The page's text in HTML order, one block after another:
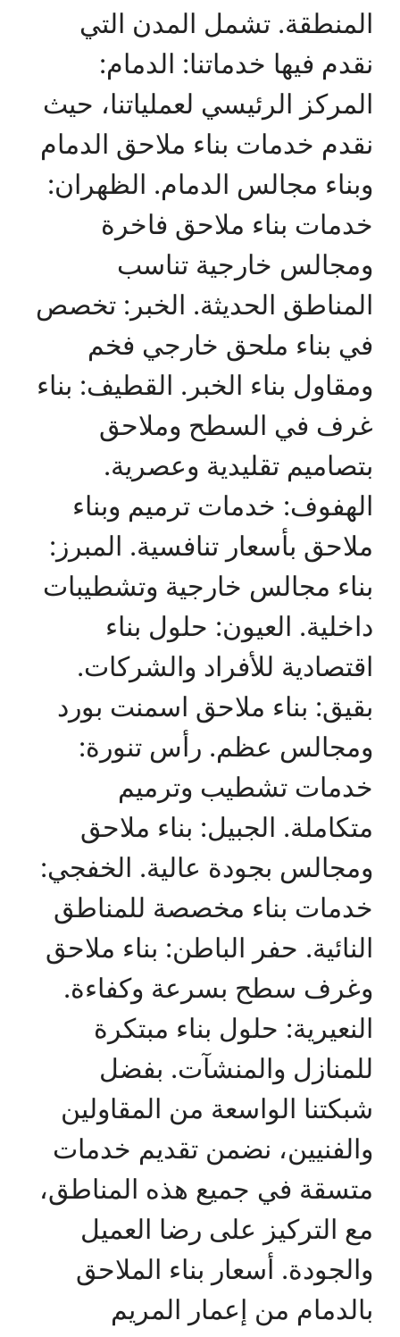
المنطقة. تشمل المدن التي
نقدم فيها خدماتنا: الدمام:
المركز الرئيسي لعملياتنا، حيث
نقدم خدمات بناء ملاحق الدمام
وبناء مجالس الدمام. الظهران:
خدمات بناء ملاحق فاخرة
ومجالس خارجية تناسب
المناطق الحديثة. الخبر: تخصص
في بناء ملحق خارجي فخم
ومقاول بناء الخبر. القطيف: بناء
غرف في السطح وملاحق
بتصاميم تقليدية وعصرية.
الهفوف: خدمات ترميم وبناء
ملاحق بأسعار تنافسية. المبرز:
بناء مجالس خارجية وتشطيبات
داخلية. العيون: حلول بناء
اقتصادية للأفراد والشركات.
بقيق: بناء ملاحق اسمنت بورد
ومجالس عظم. رأس تنورة:
خدمات تشطيب وترميم
متكاملة. الجبيل: بناء ملاحق
ومجالس بجودة عالية. الخفجي:
خدمات بناء مخصصة للمناطق
النائية. حفر الباطن: بناء ملاحق
وغرف سطح بسرعة وكفاءة.
النعيرية: حلول بناء مبتكرة
للمنازل والمنشآت. بفضل
شبكتنا الواسعة من المقاولين
والفنيين، نضمن تقديم خدمات
متسقة في جميع هذه المناطق،
مع التركيز على رضا العميل
والجودة. أسعار بناء الملاحق
بالدمام من إعمار المريم